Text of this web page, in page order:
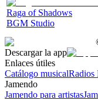
Raga of Shadows
BGM Studio
Descargar la app
Enlaces útiles
Catálogo musicalRadios
Jamendo
Jamendo para artistas